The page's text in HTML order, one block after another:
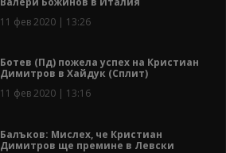
11 фев 2020 | 13:26
Ботев (Пд) пожела успех на Кристиан
Димитров в Хайдук (Сплит)
11 фев 2020 | 13:16
Балъков: Мислех, че Кристиан
Димитров ще премине в Левски